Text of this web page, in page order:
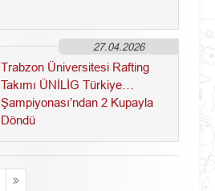
27.04.2026
Trabzon Üniversitesi Rafting
Takımı ÜNİLİG Türkiye
Şampiyonası’ndan 2 Kupayla
Döndü